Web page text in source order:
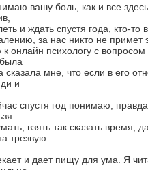
вашу боль, как и все
и ждать спустя года, кто-
за нас никто не примет
онлайн психологу с
мне, что если в его
и
спустя год понимаю,
взять так сказать время,
трезвую
и дает пищу для ума. Я